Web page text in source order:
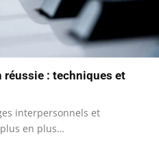
réussie : techniques et
interpersonnels et
en plus…